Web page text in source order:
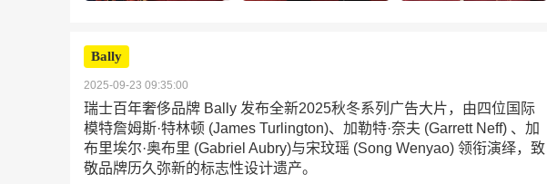
Bally
2025-09-23 09:35:00
瑞士百年奢侈品牌 Bally 发布全新2025秋冬系列广告大片，由四位国际
模特詹姆斯·特林顿 (James Turlington)、加勒特·奈夫 (Garrett Neff) 、加
布里埃尔·奥布里 (Gabriel Aubry)与宋玟瑶 (Song Wenyao) 领衔演绎，致
敬品牌历久弥新的标志性设计遗产。